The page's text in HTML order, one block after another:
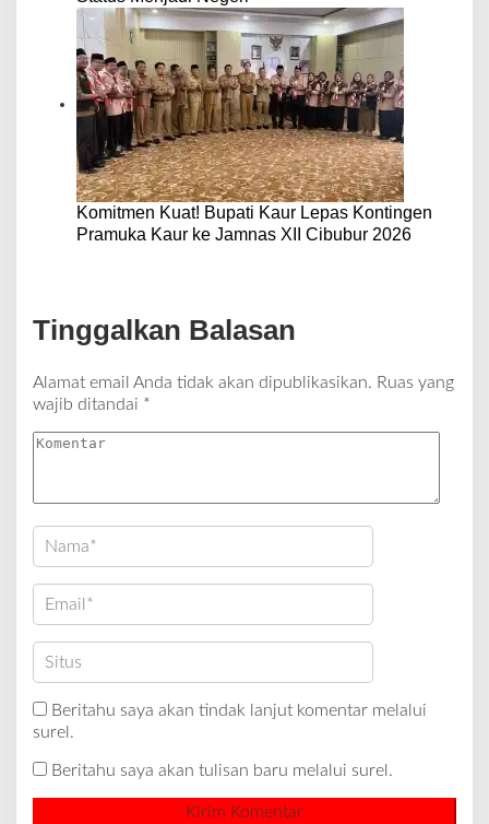
Komitmen Kuat! Bupati Kaur Lepas Kontingen
Pramuka Kaur ke Jamnas XII Cibubur 2026
Tinggalkan Balasan
Alamat email Anda tidak akan dipublikasikan. Ruas yang
wajib ditandai *
Beritahu saya akan tindak lanjut komentar melalui
surel.
Beritahu saya akan tulisan baru melalui surel.